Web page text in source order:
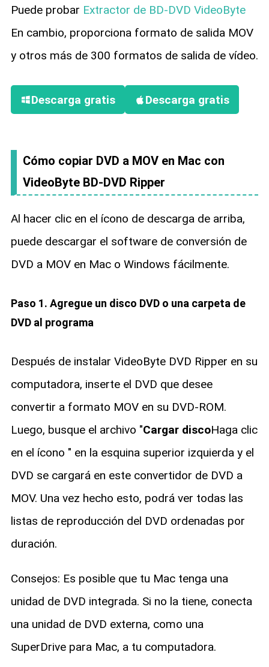
Puede probar Extractor de BD-DVD VideoByte
En cambio, proporciona formato de salida MOV
y otros más de 300 formatos de salida de vídeo.
Descarga gratis Descarga gratis
Cómo copiar DVD a MOV en Mac con
VideoByte BD-DVD Ripper
Al hacer clic en el ícono de descarga de arriba,
puede descargar el software de conversión de
DVD a MOV en Mac o Windows fácilmente.
Paso 1. Agregue un disco DVD o una carpeta de
DVD al programa
Después de instalar VideoByte DVD Ripper en su
computadora, inserte el DVD que desee
convertir a formato MOV en su DVD-ROM.
Luego, busque el archivo "Cargar discoHaga clic
en el ícono " en la esquina superior izquierda y el
DVD se cargará en este convertidor de DVD a
MOV. Una vez hecho esto, podrá ver todas las
listas de reproducción del DVD ordenadas por
duración.
Consejos: Es posible que tu Mac tenga una
unidad de DVD integrada. Si no la tiene, conecta
una unidad de DVD externa, como una
SuperDrive para Mac, a tu computadora.